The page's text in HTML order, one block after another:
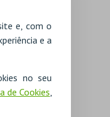
e, com o
e a
no seu
de Cookies